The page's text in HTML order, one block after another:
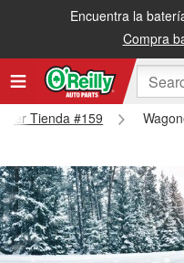
Encuentra la
Compra
Tienda #159